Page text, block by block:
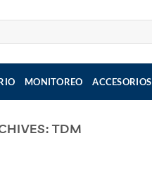
MONITOREO
TDM